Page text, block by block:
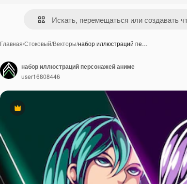
Главная/Стоковый/Векторы/набор иллюстраций пе…
Премиум
набор иллюстраций персонажей аниме
user16808446